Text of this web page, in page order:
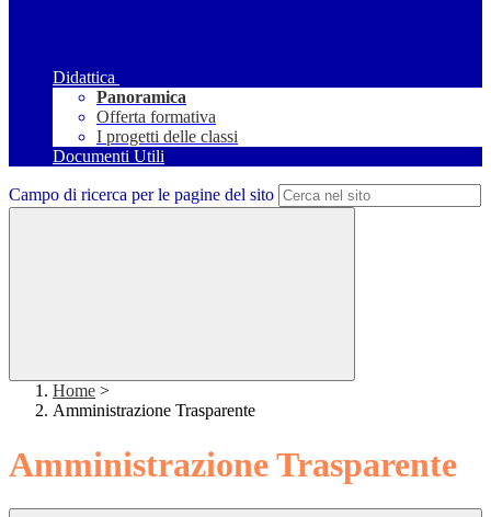
Didattica
Panoramica
Offerta formativa
I progetti delle classi
Documenti Utili
Campo di ricerca per le pagine del sito
Home >
Amministrazione Trasparente
Amministrazione Trasparente